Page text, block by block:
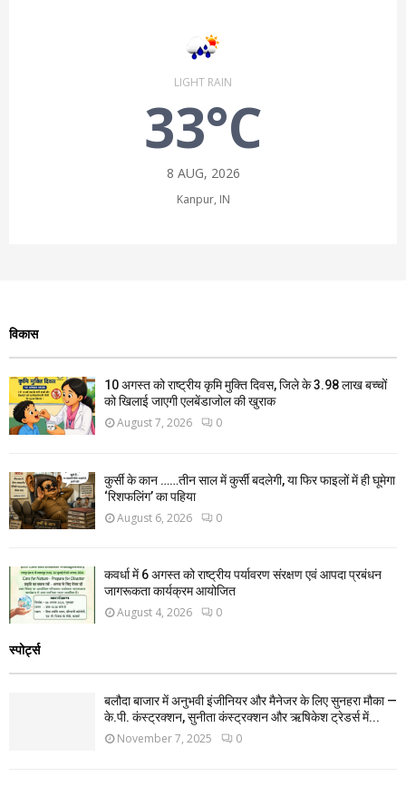
LIGHT RAIN
33°C
8 AUG, 2026
Kanpur, IN
विकास
10 अगस्त को राष्ट्रीय कृमि मुक्ति दिवस, जिले के 3.98 लाख बच्चों
को खिलाई जाएगी एलबेंडाजोल की खुराक
August 7, 2026 0
कुर्सी के कान ……तीन साल में कुर्सी बदलेगी, या फिर फाइलों में ही घूमेगा
‘रिशफलिंग’ का पहिया
August 6, 2026 0
कवर्धा में 6 अगस्त को राष्ट्रीय पर्यावरण संरक्षण एवं आपदा प्रबंधन
जागरूकता कार्यक्रम आयोजित
August 4, 2026 0
स्पोर्ट्स
बलौदा बाजार में अनुभवी इंजीनियर और मैनेजर के लिए सुनहरा मौका —
के.पी. कंस्ट्रक्शन, सुनीता कंस्ट्रक्शन और ऋषिकेश ट्रेडर्स में...
November 7, 2025 0